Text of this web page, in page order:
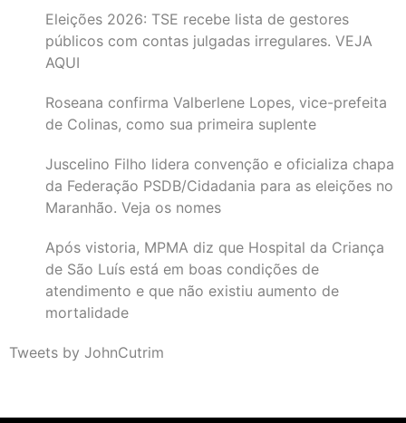
Eleições 2026: TSE recebe lista de gestores
públicos com contas julgadas irregulares. VEJA
AQUI
Roseana confirma Valberlene Lopes, vice-prefeita
de Colinas, como sua primeira suplente
Juscelino Filho lidera convenção e oficializa chapa
da Federação PSDB/Cidadania para as eleições no
Maranhão. Veja os nomes
Após vistoria, MPMA diz que Hospital da Criança
de São Luís está em boas condições de
atendimento e que não existiu aumento de
mortalidade
Tweets by JohnCutrim